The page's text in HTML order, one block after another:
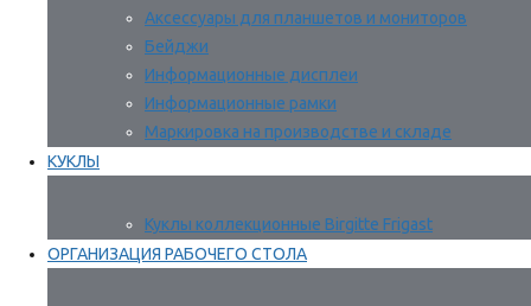
Аксессуары для планшетов и мониторов
Бейджи
Информационные дисплеи
Информационные рамки
Маркировка на производстве и складе
КУКЛЫ
Куклы коллекционные Birgitte Frigast
ОРГАНИЗАЦИЯ РАБОЧЕГО СТОЛА